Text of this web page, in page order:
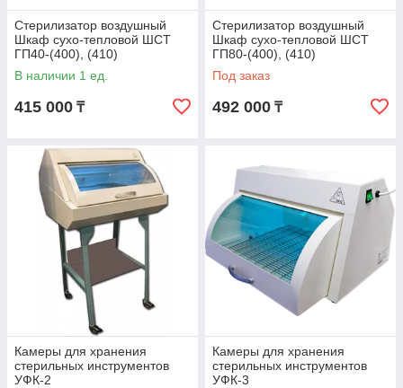
Стерилизатор воздушный
Шкаф сухо-тепловой ШСТ
ГП40-(400), (410)
В наличии 1 ед.
415 000 ₸
Стерилизатор воздушный
Шкаф сухо-тепловой ШСТ
ГП80-(400), (410)
Под заказ
492 000 ₸
Камеры для хранения
стерильных инструментов
УФК-2
Камеры для хранения
стерильных инструментов
УФК-3